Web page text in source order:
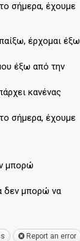
σήμερα, έχουμε
έρχομαι έξω
έξω από την
κανένας
σήμερα, έχουμε
μπορώ
δεν μπορώ να
Report an error